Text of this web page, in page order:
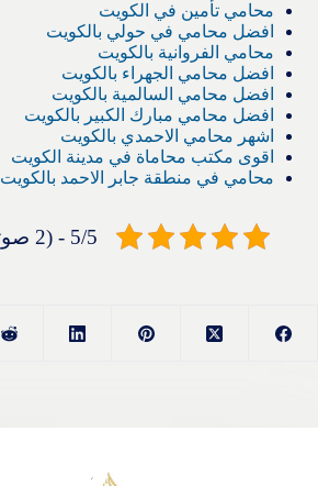
محامي تأمين في الكويت
افضل محامي في حولي بالكويت
محامي الفروانية بالكويت
افضل محامي الجهراء بالكويت
افضل محامي السالمية بالكويت
افضل محامي مبارك الكبير بالكويت
اشهر محامي الاحمدي بالكويت
اقوى مكتب محاماة في مدينة الكويت
محامي في منطقة جابر الاحمد بالكويت
5/5 - (2 صوتين)